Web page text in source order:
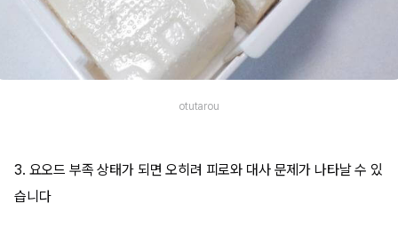
otutarou
3. 요오드 부족 상태가 되면 오히려 피로와 대사 문제가 나타날 수 있
습니다